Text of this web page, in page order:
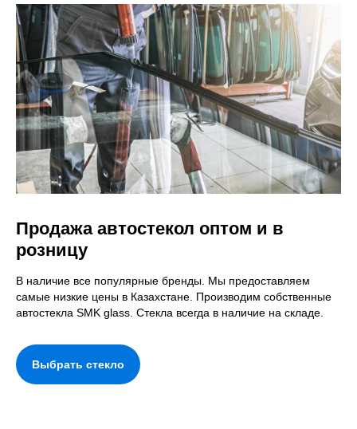
Продажа автостекол оптом и в
розницу
В наличие все популярные бренды. Мы предоставляем
самые низкие цены в Казахстане. Производим собственные
автостекла SMK glass. Стекла всегда в наличие на складе.
Выбрать стекло